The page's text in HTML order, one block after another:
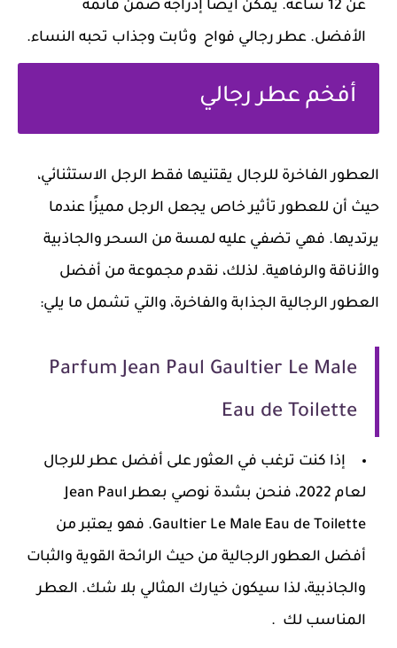
عن 12 ساعة. يمكن أيضاً إدراجه ضمن قائمة
الأفضل. عطر رجالي فواح وثابت وجذاب تحبه النساء.
أفخم عطر رجالي
العطور الفاخرة للرجال يقتنيها فقط الرجل الاستثنائي،
حيث أن للعطور تأثير خاص يجعل الرجل مميزًا عندما
يرتديها. فهي تضفي عليه لمسة من السحر والجاذبية
والأناقة والرفاهية. لذلك، نقدم مجموعة من أفضل
العطور الرجالية الجذابة والفاخرة، والتي تشمل ما يلي:
Parfum Jean Paul Gaultier Le Male
Eau de Toilette
إذا كنت ترغب في العثور على أفضل عطر للرجال
لعام 2022، فنحن بشدة نوصي بعطر Jean Paul
Gaultier Le Male Eau de Toilette. فهو يعتبر من
أفضل العطور الرجالية من حيث الرائحة القوية والثبات
والجاذبية، لذا سيكون خيارك المثالي بلا شك. العطر
المناسب لك .